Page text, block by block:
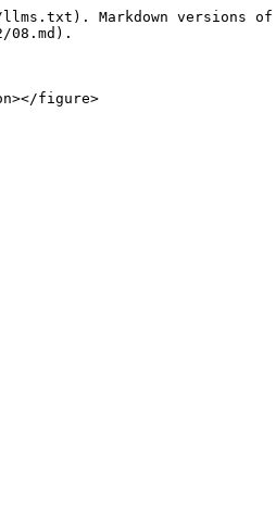
Markdown versions
08.md).
figure>